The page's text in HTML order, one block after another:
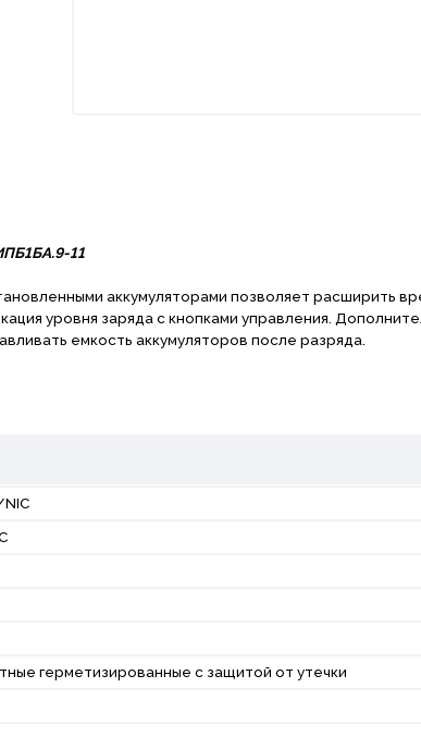
11
аккумуляторами позволяет расширить
уровня заряда с кнопками управления.
емкость аккумуляторов после разряда.
герметизированные с защитой от утечки